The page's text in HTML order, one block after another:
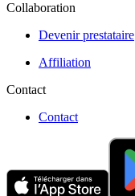
Collaboration
Devenir prestataire
Affiliation
Contact
Contact